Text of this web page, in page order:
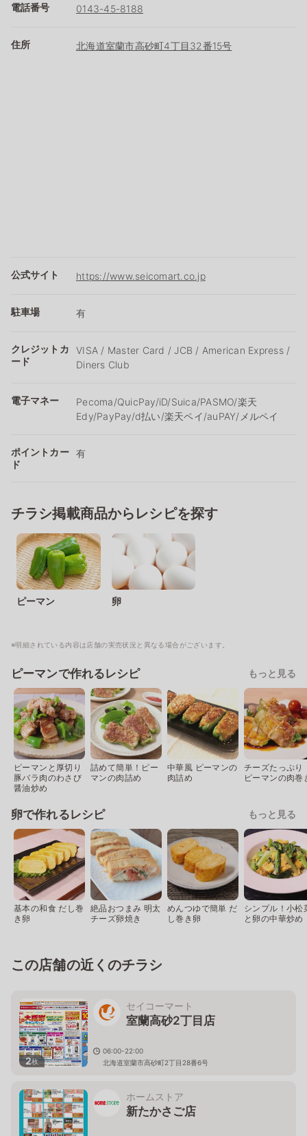
電話番号 0143-45-8188
住所 北海道室蘭市高砂町4丁目32番15号
公式サイト https://www.seicomart.co.jp
駐車場 有
クレジットカ
ード
VISA / Master Card / JCB / American Express /
Diners Club
電子マネー
Pecoma/QuicPay/iD/Suica/PASMO/楽天
Edy/PayPay/d払い/楽天ペイ/auPAY/メルペイ
ポイントカー
ド
有
チラシ掲載商品からレシピを探す
ピーマン 卵
※明細されている内容は店舗の実売状況と異なる場合がございます。
ピーマンで作れるレシピ もっと見る
ピーマンと厚切り
豚バラ肉のわさび
醤油炒め
詰めて簡単！ピー
マンの肉詰め
中華風 ピーマンの
肉詰め
チーズたっぷり
ピーマンの肉巻
卵で作れるレシピ もっと見る
基本の和食 だし巻
き卵
絶品おつまみ 明太
チーズ卵焼き
めんつゆで簡単 だ
し巻き卵
シンプル！小松
と卵の中華炒め
この店舗の近くのチラシ
2枚
セイコーマート
室蘭高砂2丁目店
06:00-22:00
北海道室蘭市高砂町2丁目28番6号
ホームストア
新たかさご店